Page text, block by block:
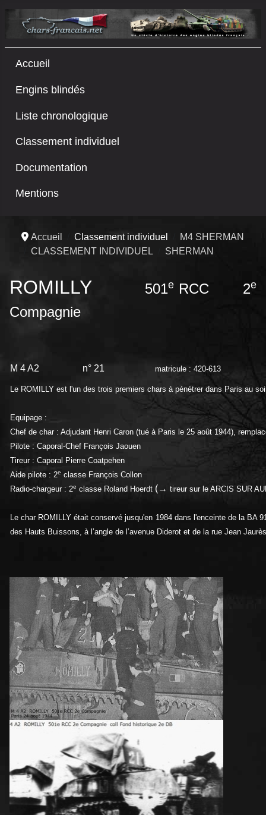
Accueil
Engins blindés
Liste chronologique
Classement individuel
Documentation
Mentions
Accueil Classement individuel
M4 SHERMAN
CLASSEMENT INDIVIDUEL
SHERMAN
ROMILLY 501e RCC 2e
Compagnie
M 4 A2 n° 21 matricule : 420-613
Le ROMILLY est l'un des trois premiers chars à pénétrer dans Paris au
Equipage :
Chef de char : Adjudant Henri Caron (tué à Paris le 25 août 1944),
Pilote : Caporal-Chef François Jaouen
Tireur : Caporal Pierre Coatpehen
Aide pilote : 2e classe François Collon
Radio-chargeur : 2e classe Roland Hoerdt (→ tireur sur le ARCIS SUR
Le char ROMILLY était conservé jusqu'en 1984 dans l'enceinte de la BA
des Hauts Buissons, à l’angle de l’avenue Diderot et de la rue Jean